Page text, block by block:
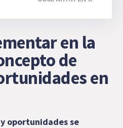
en la
de
en
oportunidades se